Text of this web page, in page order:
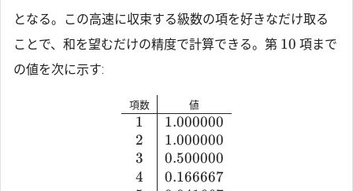
となる。この高速に収束する級数の項を好きなだけ取る
ことで、和を望むだけの精度で計算できる。第 10 項まで
の値を次に示す:
項数
1
2
3
4
値
1.000000
1.000000
0.500000
0.166667